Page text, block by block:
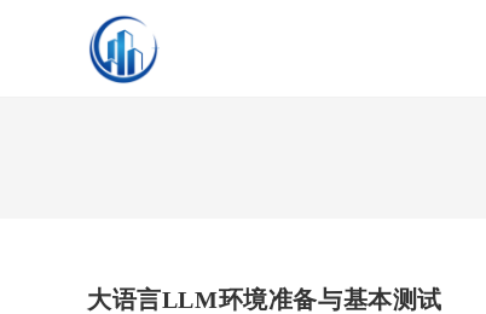
大语言LLM环境准备与基本测试